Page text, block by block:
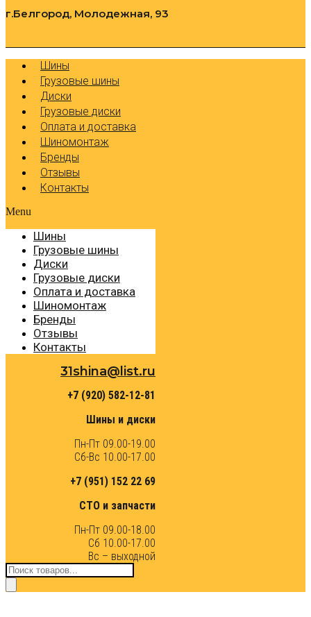
г.Белгород, Молодежная, 93
Шины
Грузовые шины
Диски
Грузовые диски
Оплата и доставка
Шиномонтаж
Бренды
Отзывы
Контакты
Menu
Шины
Грузовые шины
Диски
Грузовые диски
Оплата и доставка
Шиномонтаж
Бренды
Отзывы
Контакты
31shina@list.ru
+7 (920) 582-12-81
Шины и диски
Пн-Пт 09.00-19.00
Сб-Вс 10.00-17.00
+7 (951) 152 22 69
СТО и запчасти
Пн-Пт 09.00-18.00
Сб 10.00-17.00
Вс – выходной
Поиск
товаров